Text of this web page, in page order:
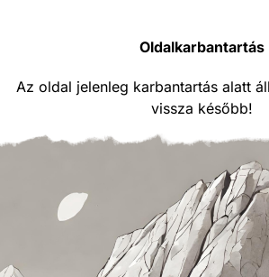
Oldalkarbantartás
Az oldal jelenleg karbantartás alatt
vissza később!